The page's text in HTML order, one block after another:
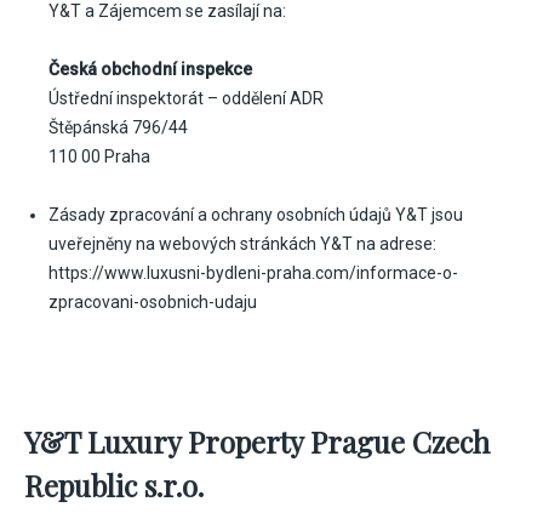
Y&T a Zájemcem se zasílají na:
Česká obchodní inspekce
Ústřední inspektorát – oddělení ADR
Štěpánská 796/44
110 00 Praha
Zásady zpracování a ochrany osobních údajů Y&T jsou
uveřejněny na webových stránkách Y&T na adrese:
https://www.luxusni-bydleni-praha.com/informace-o-
zpracovani-osobnich-udaju
Y&T Luxury Property Prague Czech
Republic s.r.o.